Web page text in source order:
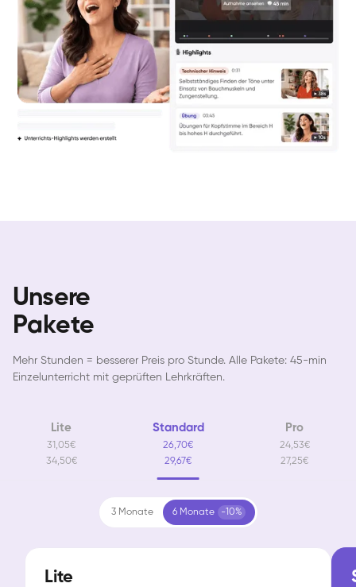
Unsere
Pakete
Mehr Stunden = besserer Preis pro Stunde. Alle Pakete: 45-min
Einzelunterricht mit geprüften Lehrkräften.
Lite
31,05€
34,50€
Standard
26,70€
29,67€
Pro
24,53€
27,25€
3 Monate 6 Monate -10%
Lite